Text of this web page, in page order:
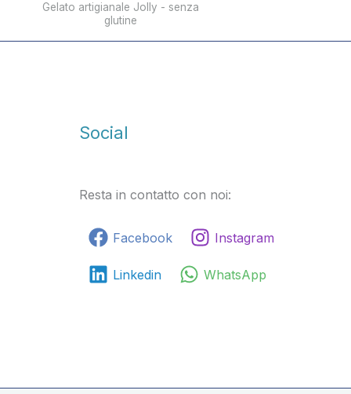
Gelato artigianale Jolly - senza
glutine
Social
Resta in contatto con noi:
Facebook Instagram
Linkedin WhatsApp